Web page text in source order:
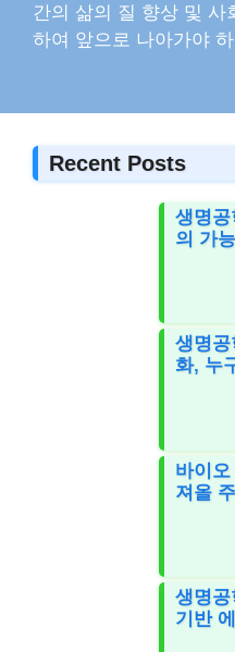
간의 삶의 질 향상 및 사
하여 앞으로 나아가야
Recent Posts
생명
의 가
생명
화, 누
바이
져올
생명
기반